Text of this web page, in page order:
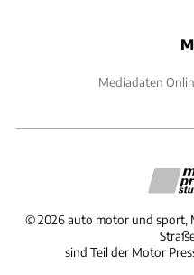
Mediadaten
©2026 auto motor und sport,
sind Teil der Motor